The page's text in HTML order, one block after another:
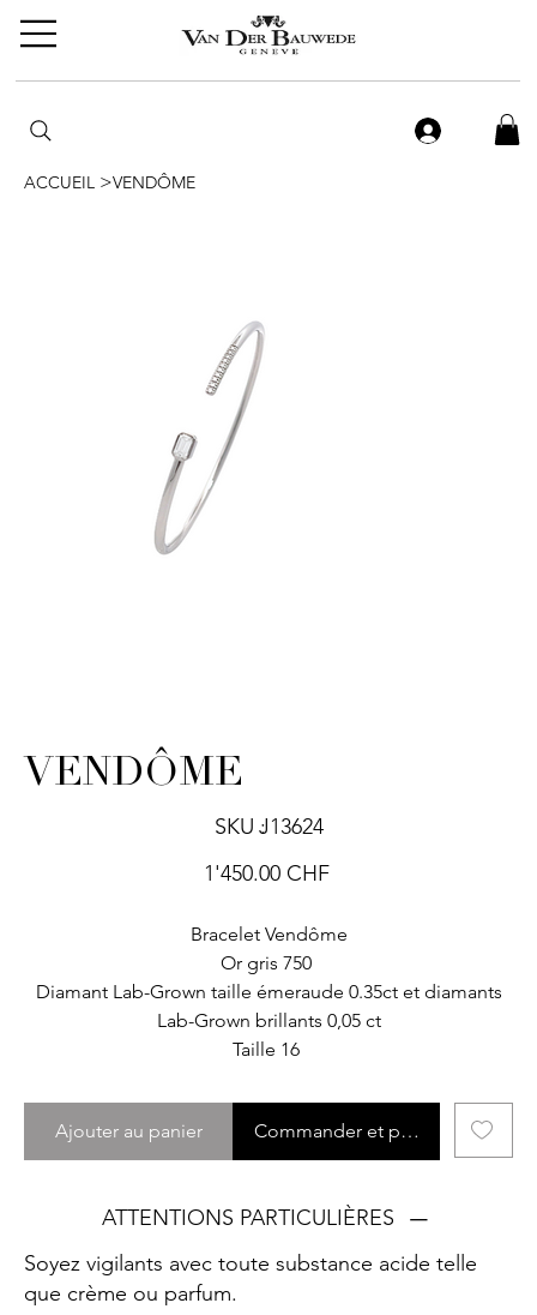
ACCUEIL >VENDÔME
VENDÔME
SKU :SKU
J13624
J13624
Prix
1'450.00 CHF
Bracelet Vendôme
Or gris 750
Diamant Lab-Grown taille émeraude 0.35ct et diamants
Lab-Grown brillants 0,05 ct
Taille 16
Ajouter au panier Commander et payer
ATTENTIONS PARTICULIÈRES
Soyez vigilants avec toute substance acide telle
que crème ou parfum.